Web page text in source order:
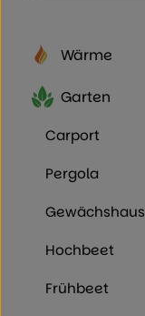
Wärme
Garten
Carport
Pergola
Gewächshaus
Hochbeet
Frühbeet